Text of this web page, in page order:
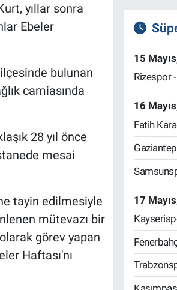
yıllar sonra
Ebeler
bulunan
camiasında
28 yıl önce
mesai
tayin edilmesiyle
mütevazı bir
görev yapan
Haftası'nı
15
Rizespor
16
Fatih
17